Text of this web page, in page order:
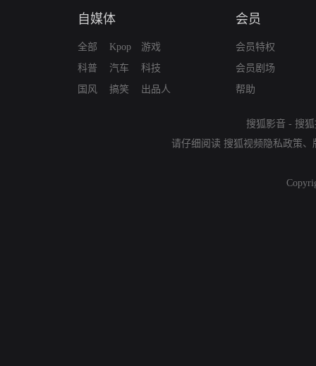
自媒体
全部
科普
国风
Kpop
汽车
搞笑
游戏
科技
出品人
会员
会员特权
会员剧场
帮助
搜狐影音 - 搜
请仔细阅读 搜狐视频隐私政策、